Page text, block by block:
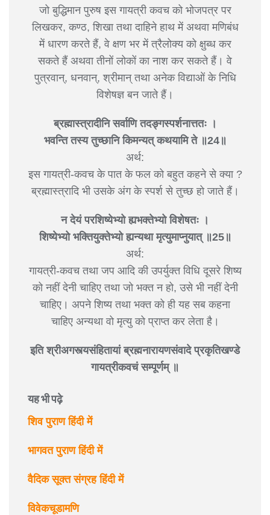
जो बुद्धिमान पुरुष इस गायत्री कवच को भोजपत्र पर
लिखकर, कण्ठ, शिखा तथा दाहिने हाथ में अथवा मणिबंध
में धारण करते हैं, वे क्षण भर में त्रैलोक्य को क्षुब्ध कर
सकते हैं अथवा तीनों लोकों का नाश कर सकते हैं। वे
पुत्रवान्, धनवान्, श्रीमान् तथा अनेक विद्याओं के निधि
विशेषज्ञ बन जाते हैं।
ब्रह्मास्त्रादीनि सर्वाणि तदङ्गस्पर्शनात्ततः ।
भवन्ति तस्य तुच्छानि किमन्यत् कथयामि ते ॥24॥
अर्थ:
इस गायत्री-कवच के पात के फल को बहुत कहने से क्या ?
ब्रह्मास्त्रादि भी उसके अंग के स्पर्श से तुच्छ हो जाते हैं।
न देयं परशिष्येभ्यो ह्यभक्तेभ्यो विशेषतः ।
शिष्येभ्यो भक्तियुक्तेभ्यो ह्यन्यथा मृत्युमाप्नुयात् ॥25॥
अर्थ:
गायत्री-कवच तथा जप आदि की उपर्युक्त विधि दूसरे शिष्य
को नहीं देनी चाहिए तथा जो भक्त न हो, उसे भी नहीं देनी
चाहिए। अपने शिष्य तथा भक्त को ही यह सब कहना
चाहिए अन्यथा वो मृत्यु को प्राप्त कर लेता है।
इति श्रीअगस्त्यसंहितायां ब्रह्मनारायणसंवादे प्रकृतिखण्डे
गायत्रीकवचं सम्पूर्णम् ॥
यह भी पढ़े
शिव पुराण हिंदी में
भागवत पुराण हिंदी में
वैदिक सूक्त संग्रह हिंदी में
विवेकचूडामणि